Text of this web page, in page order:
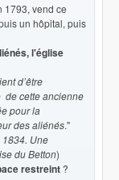
1793, vend ce
un hôpital, puis
l'église
d’être
de cette ancienne
pour la
des aliénés."
1834. Une
du Betton)
restreint ?